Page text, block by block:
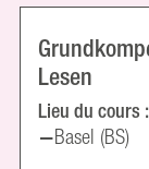
Lesen
Lieu du cours :
Basel (BS)